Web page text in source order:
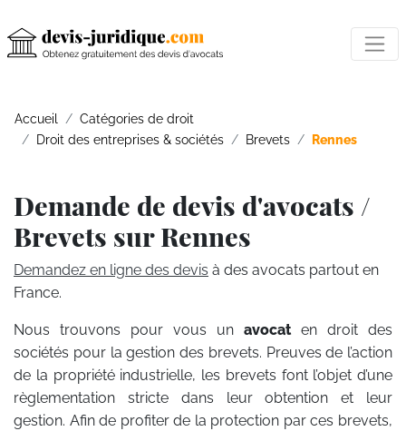
Accueil
Catégories de droit
Droit des entreprises & sociétés
Brevets Rennes
Demande de devis d'avocats /
Brevets sur Rennes
Demandez en ligne des devis à des avocats partout en
France.
Nous trouvons pour vous un avocat en droit des
sociétés pour la gestion des brevets. Preuves de l’action
de la propriété industrielle, les brevets font l’objet d’une
règlementation stricte dans leur obtention et leur
gestion. Afin de profiter de la protection par ces brevets,